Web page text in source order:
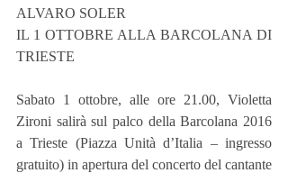
ALVARO SOLER
IL 1 OTTOBRE ALLA BARCOLANA DI
TRIESTE
Sabato 1 ottobre, alle ore 21.00, Violetta
Zironi salirà sul palco della Barcolana 2016
a Trieste (Piazza Unità d’Italia – ingresso
gratuito) in apertura del concerto del cantante